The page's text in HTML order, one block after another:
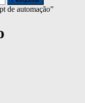
de automação”